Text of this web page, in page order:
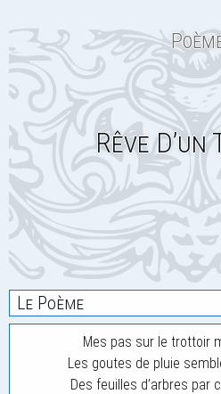
Rêve D’un
Le Poème
Mes pas sur le trottoir
Les goutes de pluie
Des feuilles d’arbres par